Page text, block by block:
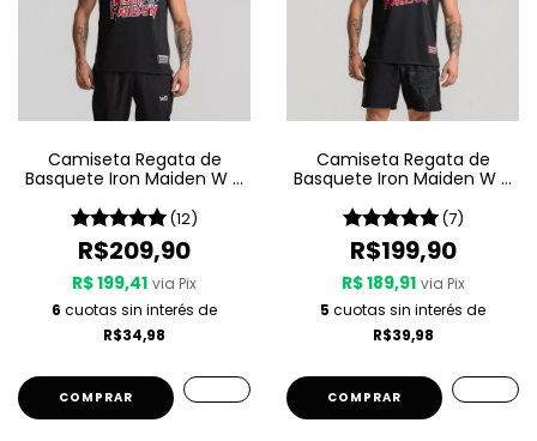
Camiseta Regata de
Basquete Iron Maiden W A
(12)
R$209,90
R$ 199,41 via Pix
6 cuotas sin interés de
R$34,98
COMPRAR
Camiseta Regata de
Basquete Iron Maiden W A
(7)
R$199,90
R$ 189,91 via Pix
5 cuotas sin interés de
R$39,98
COMPRAR